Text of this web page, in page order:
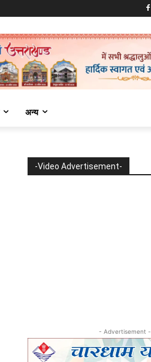
अन्य
-Video Advertisement-
- Advertisement -